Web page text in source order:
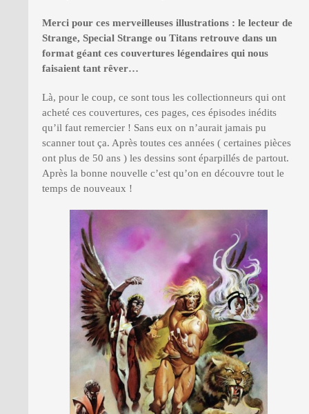
Merci pour ces merveilleuses illustrations : le lecteur de
Strange, Special Strange ou Titans retrouve dans un
format géant ces couvertures légendaires qui nous
faisaient tant rêver…
Là, pour le coup, ce sont tous les collectionneurs qui ont
acheté ces couvertures, ces pages, ces épisodes inédits
qu’il faut remercier ! Sans eux on n’aurait jamais pu
scanner tout ça. Après toutes ces années ( certaines pièces
ont plus de 50 ans ) les dessins sont éparpillés de partout.
Après la bonne nouvelle c’est qu’on en découvre tout le
temps de nouveaux !